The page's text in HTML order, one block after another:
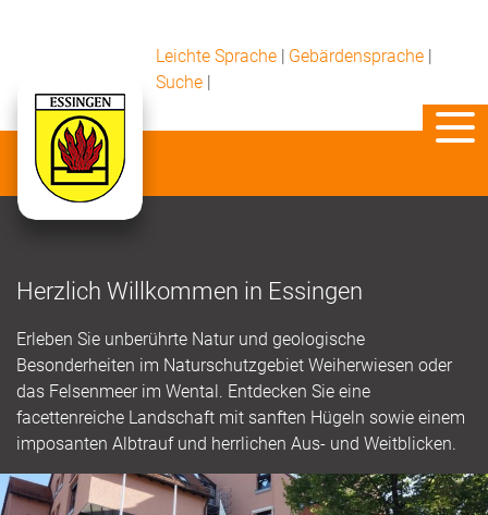
Leichte Sprache | Gebärdensprache |
Suche |
Herzlich Willkommen in Essingen
Erleben Sie unberührte Natur und geologische
Besonderheiten im Naturschutzgebiet Weiherwiesen oder
das Felsenmeer im Wental. Entdecken Sie eine
facettenreiche Landschaft mit sanften Hügeln sowie einem
imposanten Albtrauf und herrlichen Aus- und Weitblicken.